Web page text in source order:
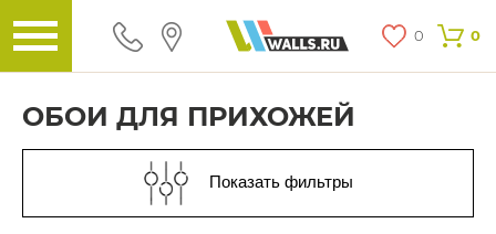
0 0
ОБОИ ДЛЯ ПРИХОЖЕЙ
Показать фильтры